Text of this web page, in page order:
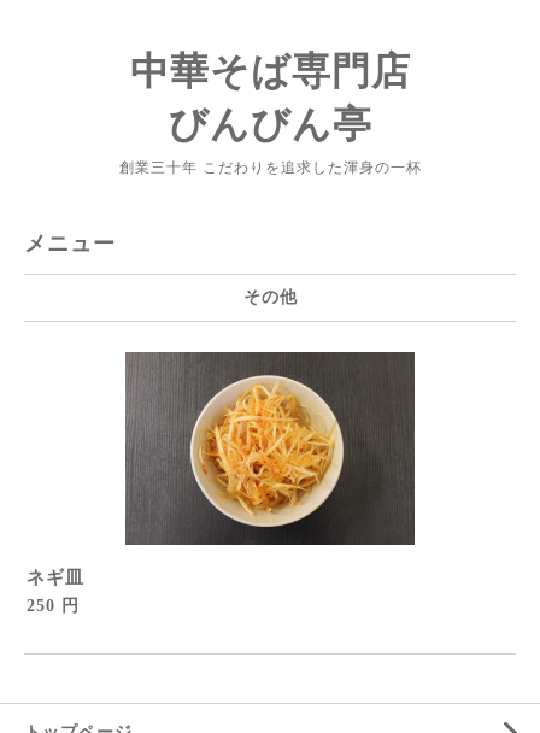
中華そば専門店
びんびん亭
創業三十年 こだわりを追求した渾身の一杯
メニュー
その他
ネギ皿
250 円